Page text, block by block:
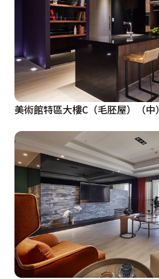
美術館特區大樓C（毛胚屋）（中）